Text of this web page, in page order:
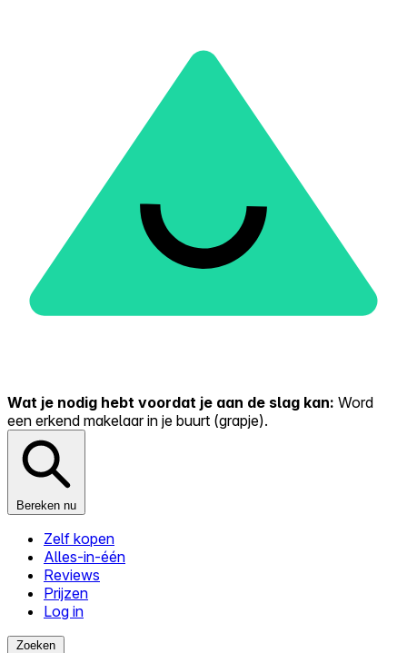
Wat je nodig hebt voordat je aan de slag kan: Word
een erkend makelaar in je buurt (grapje).
Bereken nu
Zelf kopen
Alles-in-één
Reviews
Prijzen
Log in
Zoeken